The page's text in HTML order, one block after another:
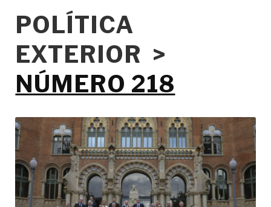
POLÍTICA
EXTERIOR >
NÚMERO 218